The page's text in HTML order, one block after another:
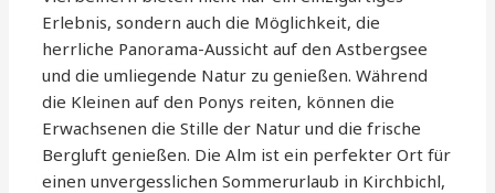
Erlebnis, sondern auch die Möglichkeit, die
herrliche Panorama-Aussicht auf den Astbergsee
und die umliegende Natur zu genießen. Während
die Kleinen auf den Ponys reiten, können die
Erwachsenen die Stille der Natur und die frische
Bergluft genießen. Die Alm ist ein perfekter Ort für
einen unvergesslichen Sommerurlaub in Kirchbichl,